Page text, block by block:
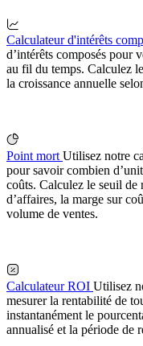
Calculateur d'intérêts
d’intérêts composés pour
au fil du temps. Calculez
la croissance annuelle
Point mortUtilisez notre
pour savoir combien
coûts. Calculez le seuil
d’affaires, la marge sur
volume de ventes.
Calculateur ROI Utilisez
mesurer la rentabilité de
instantanément le
annualisé et la période de